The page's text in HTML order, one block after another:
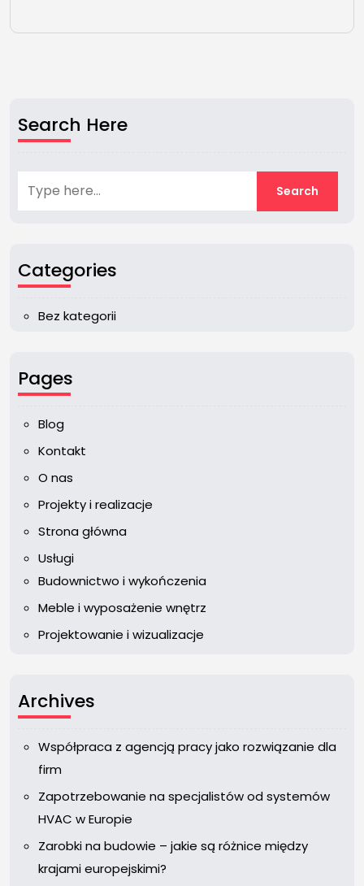
Search Here
Categories
Bez kategorii
Pages
Blog
Kontakt
O nas
Projekty i realizacje
Strona główna
Usługi
Budownictwo i wykończenia
Meble i wyposażenie wnętrz
Projektowanie i wizualizacje
Archives
Współpraca z agencją pracy jako rozwiązanie dla
firm
Zapotrzebowanie na specjalistów od systemów
HVAC w Europie
Zarobki na budowie – jakie są różnice między
krajami europejskimi?